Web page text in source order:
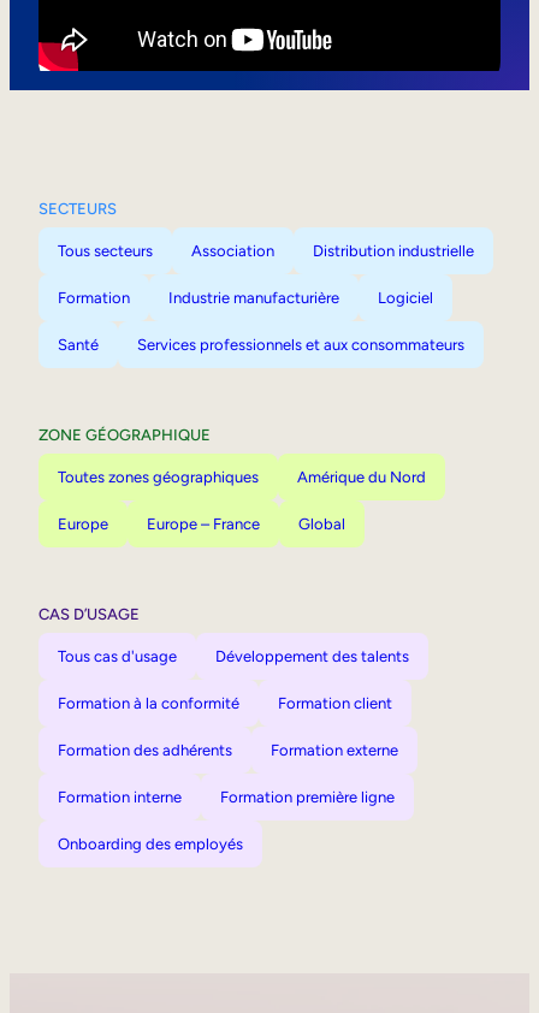
SECTEURS
Tous secteurs Association Distribution industrielle
Formation Industrie manufacturière Logiciel
Santé Services professionnels et aux consommateurs
ZONE GÉOGRAPHIQUE
Toutes zones géographiques Amérique du Nord
Europe Europe – France Global
CAS D’USAGE
Tous cas d'usage Développement des talents
Formation à la conformité Formation client
Formation des adhérents Formation externe
Formation interne Formation première ligne
Onboarding des employés